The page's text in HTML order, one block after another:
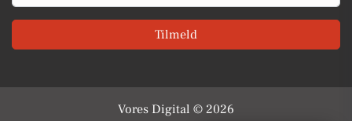
Tilmeld
Vores Digital © 2026